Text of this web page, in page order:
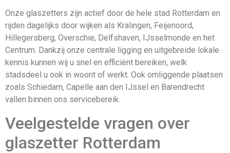
Onze glaszetters zijn actief door de hele stad Rotterdam en
rijden dagelijks door wijken als Kralingen, Feijenoord,
Hillegersberg, Overschie, Delfshaven, IJsselmonde en het
Centrum. Dankzij onze centrale ligging en uitgebreide lokale
kennis kunnen wij u snel en efficiënt bereiken, welk
stadsdeel u ook in woont of werkt. Ook omliggende plaatsen
zoals Schiedam, Capelle aan den IJssel en Barendrecht
vallen binnen ons servicebereik.
Veelgestelde vragen over
glaszetter Rotterdam